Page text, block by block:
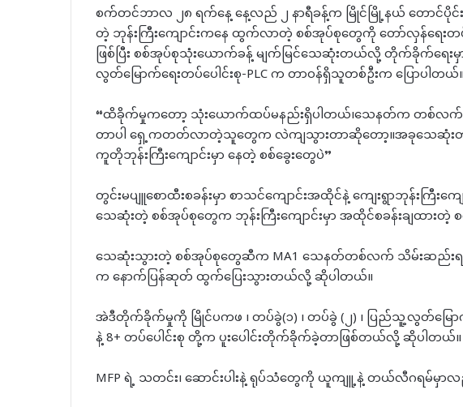
စက်တင်ဘာလ ၂၈ ရက်နေ့ နေ့လည် ၂ နာရီခန့်က မြိုင်မြို့နယ် တောင်ပိုင်
တဲ့ ဘုန်းကြီးကျောင်းကနေ ထွက်လာတဲ့ စစ်အုပ်စုတွေကို တော်လှန်ရေ
ဖြစ်ပြီး စစ်အုပ်စုသုံးယောက်ခန့် မျက်မြင်သေဆုံးတယ်လို့ တိုက်ခိုက်ရေးမှ
လွတ်မြောက်ရေးတပ်ပေါင်းစု-PLC က တာဝန်ရှိသူတစ်ဦးက ပြောပါတယ်။
“ထိခိုက်မှုကတော့ သုံးယောက်ထပ်မနည်းရှိပါတယ်၊သေနတ်က တစ်လက်
တာပါ ရှေ့ကတတ်လာတဲ့သူတွေက လဲကျသွားတာဆိုတော့။အခုသေဆုံးတာ
ကူတိုဘုန်းကြီးကျောင်းမှာ နေတဲ့ စစ်ခွေးတွေပဲ”
တွင်းမပျူစောထီးစခန်းမှာ စာသင်ကျောင်းအထိုင်နဲ့ ကျေးရွာဘုန်းကြီး
သေဆုံးတဲ့ စစ်အုပ်စုတွေက ဘုန်းကြီးကျောင်းမှာ အထိုင်စခန်းချထာ
သေဆုံးသွားတဲ့ စစ်အုပ်စုတွေဆီက MA1 သေနတ်တစ်လက် သိမ်းဆည်းရမိ
က နောက်ပြန်ဆုတ် ထွက်ပြေးသွားတယ်လို့ ဆိုပါတယ်။
အဲဒီတိုက်ခိုက်မှုကို မြိုင်ပကဖ ၊ တပ်ခွဲ(၁) ၊ တပ်ခွဲ (၂) ၊ ပြည်သူ့လွတ်မြောက်ရ
နဲ့ 8+ တပ်ပေါင်းစု တို့က ပူးပေါင်းတိုက်ခိုက်ခဲ့တာဖြစ်တယ်လို့ ဆိုပါတယ်။
MFP ရဲ့ သတင်း၊ ဆောင်းပါးနဲ့ ရုပ်သံတွေကို ယူကျူ့နဲ့ တယ်လီဂရမ်မှာ